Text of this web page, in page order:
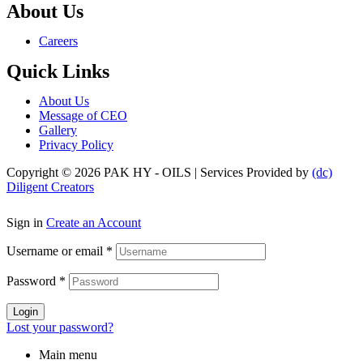
About Us
Menu Careers
Quick Links
Menu
About Us
Message of CEO
Gallery
Privacy Policy
Copyright © 2026 PAK HY - OILS | Services Provided by (dc)
Diligent Creators
Sign in Create an Account
Username or email *
Password *
Login
Lost your password?
Main menu